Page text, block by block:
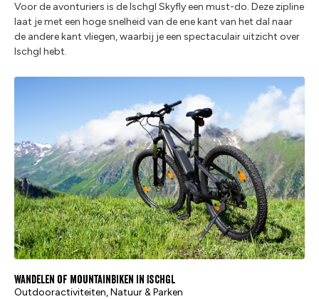
Voor de avonturiers is de Ischgl Skyfly een must-do. Deze zipline
laat je met een hoge snelheid van de ene kant van het dal naar
de andere kant vliegen, waarbij je een spectaculair uitzicht over
Ischgl hebt.
Wandelen of mountainbiken in Ischgl
Outdooractiviteiten, Natuur & Parken